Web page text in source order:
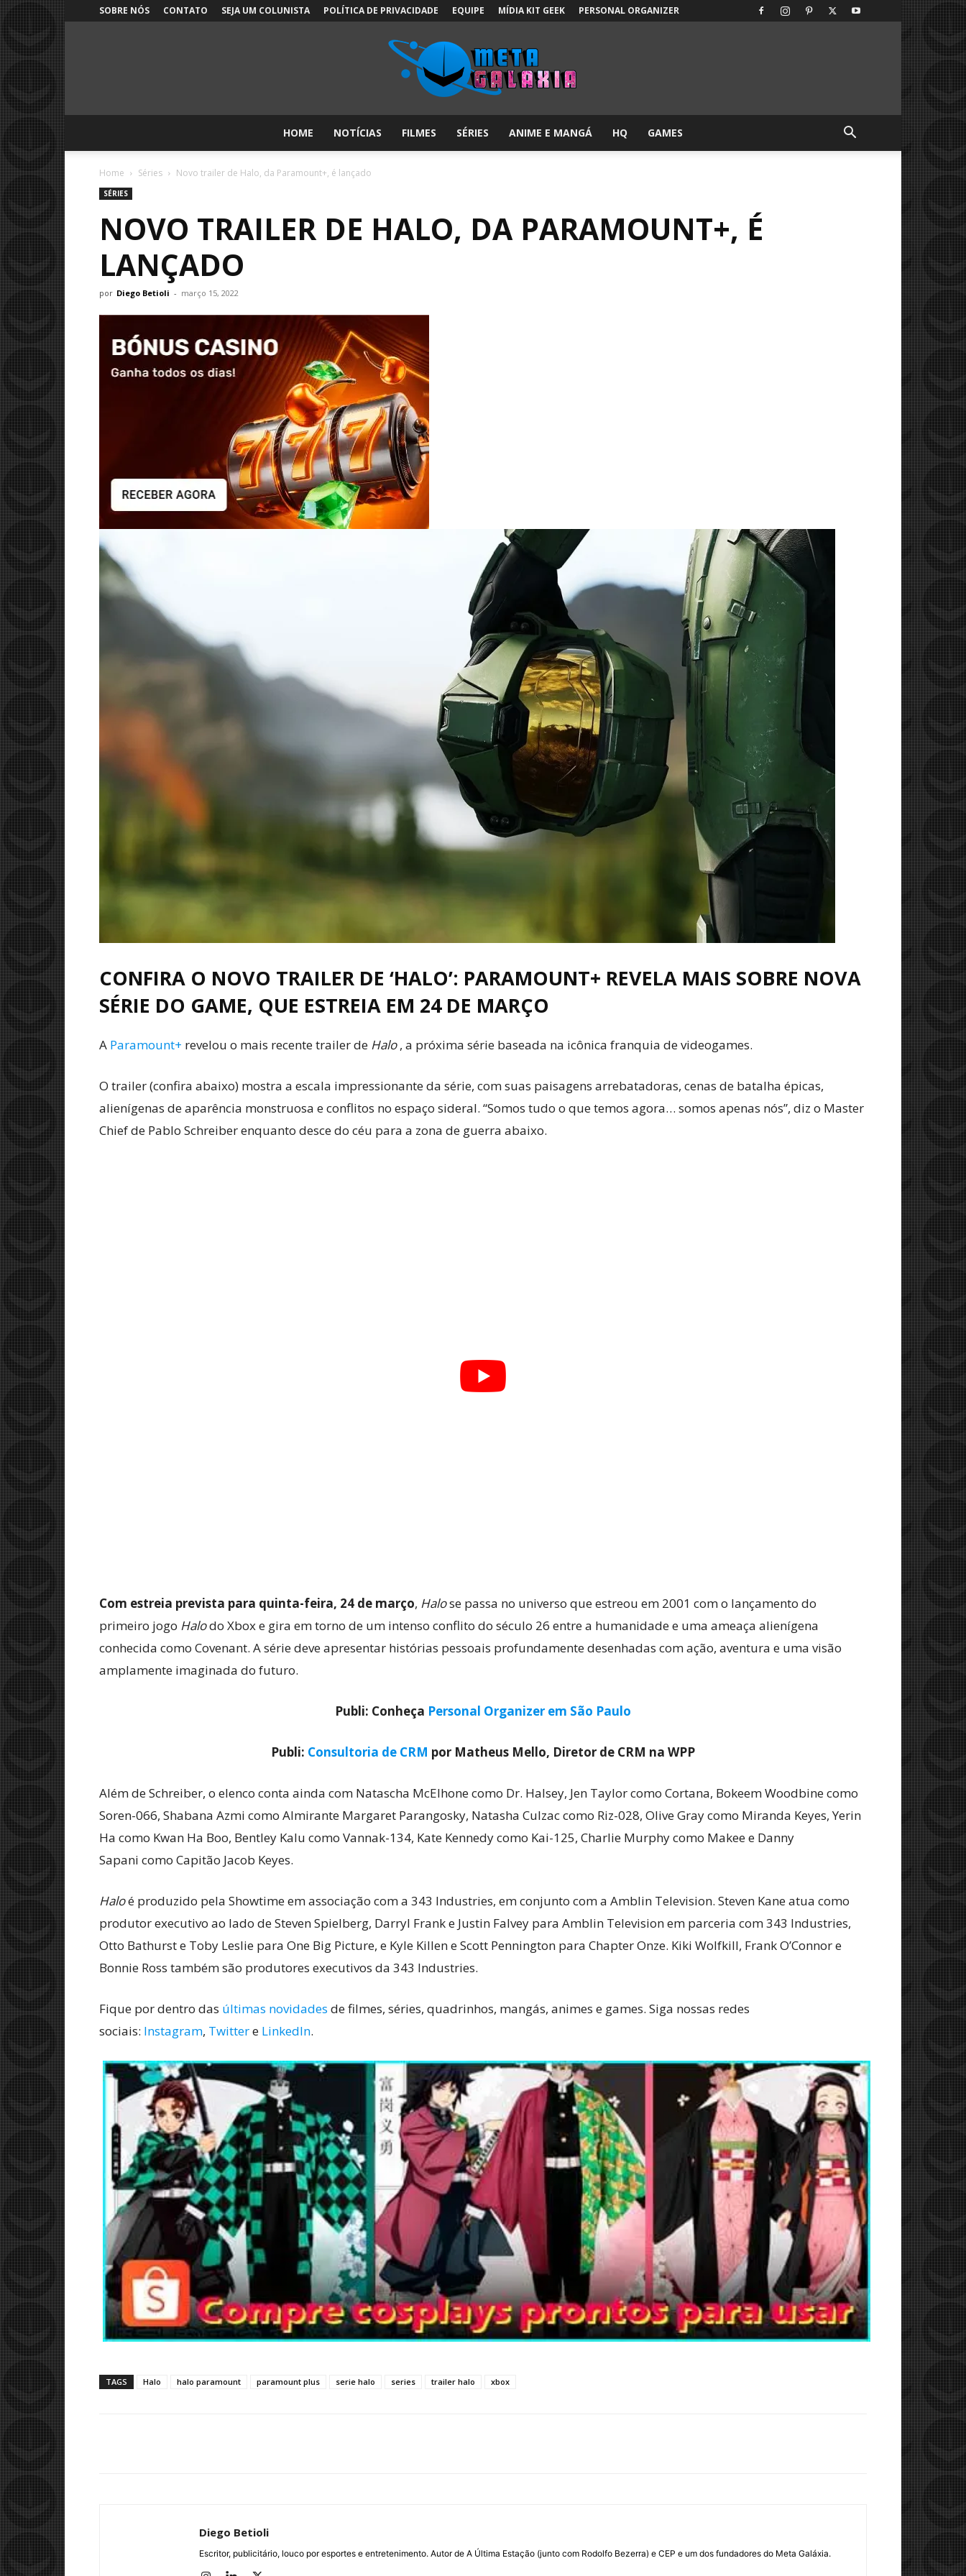
SOBRE NÓS CONTATO SEJA UM COLUNISTA POLÍTICA DE PRIVACIDADE EQUIPE MÍDIA KIT GEEK PERSONAL ORGANIZER
Galáxia:
sobre
Cultura
HOME NOTÍCIAS FILMES SÉRIES ANIME E MANGÁ HQ GAMES
Home Séries Novo trailer de Halo, da Paramount+, é lançado
SÉRIES
NOVO TRAILER DE HALO, DA PARAMOUNT+, É
LANÇADO
por Diego Betioli - março 15, 2022
CONFIRA O NOVO TRAILER DE ‘HALO’: PARAMOUNT+ REVELA MAIS SOBRE NOVA
SÉRIE DO GAME, QUE ESTREIA EM 24 DE MARÇO
A Paramount+ revelou o mais recente trailer de Halo, a próxima série baseada na icônica franquia de videogames.
O trailer (confira abaixo) mostra a escala impressionante da série, com suas paisagens arrebatadoras, cenas de batalha épicas,
alienígenas de aparência monstruosa e conflitos no espaço sideral. “Somos tudo o que temos agora… somos apenas nós”, diz o Master
Chief de Pablo Schreiber enquanto desce do céu para a zona de guerra abaixo.
Com estreia prevista para quinta-feira, 24 de março, Halose passa no universo que estreou em 2001 com o lançamento do
primeiro jogo Halodo Xbox e gira em torno de um intenso conflito do século 26 entre a humanidade e uma ameaça alienígena
conhecida como Covenant. A série deve apresentar histórias pessoais profundamente desenhadas com ação, aventura e uma visão
amplamente imaginada do futuro.
Publi: Conheça Personal Organizer em São Paulo
Publi: Consultoria de CRM por Matheus Mello, Diretor de CRM na WPP
Além de Schreiber, o elenco conta ainda com Natascha McElhone como Dr. Halsey, Jen Taylor como Cortana, Bokeem Woodbine como
Soren-066, Shabana Azmi como Almirante Margaret Parangosky, Natasha Culzac como Riz-028, Olive Gray como Miranda Keyes, Yerin
Ha como Kwan Ha Boo, Bentley Kalu como Vannak-134, Kate Kennedy como Kai-125, Charlie Murphy como Makee e Danny
Sapani como Capitão Jacob Keyes.
Haloé produzido pela Showtime em associação com a 343 Industries, em conjunto com a Amblin Television. Steven Kane atua como
produtor executivo ao lado de Steven Spielberg, Darryl Frank e Justin Falvey para Amblin Television em parceria com 343 Industries,
Otto Bathurst e Toby Leslie para One Big Picture, e Kyle Killen e Scott Pennington para Chapter Onze. Kiki Wolfkill, Frank O’Connor e
Bonnie Ross também são produtores executivos da 343 Industries.
Fique por dentro das últimas novidades de filmes, séries, quadrinhos, mangás, animes e games. Siga nossas redes
sociais: Instagram, Twittere LinkedIn.
TAGS Halo halo paramount paramount plus serie halo series trailer halo xbox
Diego Betioli
Escritor, publicitário, louco por esportes e entretenimento. Autor de A Última Estação (junto com Rodolfo Bezerra) e CEP e um dos fundadores do Meta Galáxia.